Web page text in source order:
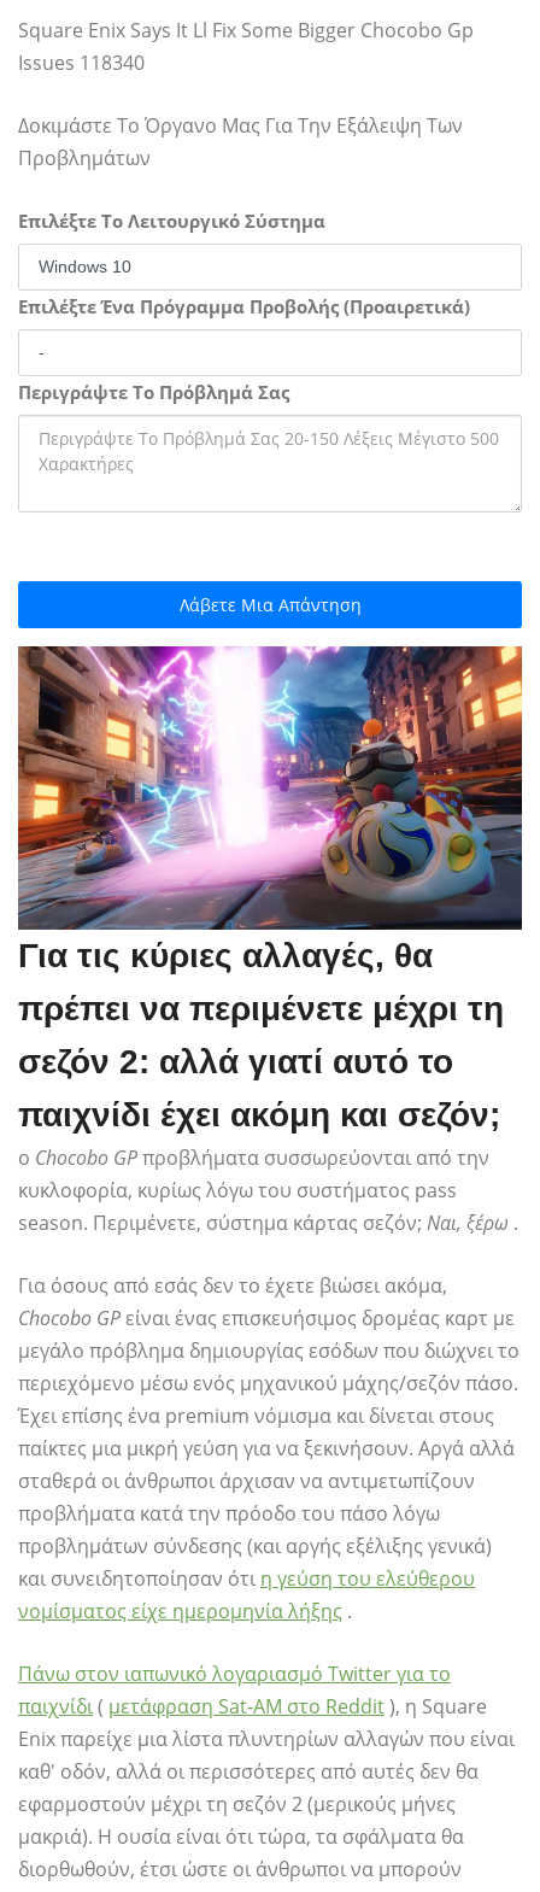
Square Enix Says It Ll Fix Some Bigger Chocobo Gp
Issues 118340
Δοκιμάστε Το Όργανο Μας Για Την Εξάλειψη Των
Προβλημάτων
Επιλέξτε Το Λειτουργικό Σύστημα
Επιλέξτε Ένα Πρόγραμμα Προβολής (Προαιρετικά)
Περιγράψτε Το Πρόβλημά Σας
Λάβετε Μια Απάντηση
Για τις κύριες αλλαγές, θα
πρέπει να περιμένετε μέχρι τη
σεζόν 2: αλλά γιατί αυτό το
παιχνίδι έχει ακόμη και σεζόν;
ο Chocobo GPπροβλήματα συσσωρεύονται από την
κυκλοφορία, κυρίως λόγω του συστήματος pass
season. Περιμένετε, σύστημα κάρτας σεζόν; Ναι, ξέρω .
Για όσους από εσάς δεν το έχετε βιώσει ακόμα,
Chocobo GPείναι ένας επισκευήσιμος δρομέας καρτ με
μεγάλο πρόβλημα δημιουργίας εσόδων που διώχνει το
περιεχόμενο μέσω ενός μηχανικού μάχης/σεζόν πάσο.
Έχει επίσης ένα premium νόμισμα και δίνεται στους
παίκτες μια μικρή γεύση για να ξεκινήσουν. Αργά αλλά
σταθερά οι άνθρωποι άρχισαν να αντιμετωπίζουν
προβλήματα κατά την πρόοδο του πάσο λόγω
προβλημάτων σύνδεσης (και αργής εξέλιξης γενικά)
και συνειδητοποίησαν ότι η γεύση του ελεύθερου
νομίσματος είχε ημερομηνία λήξης .
Πάνω στον ιαπωνικό λογαριασμό Twitter για το
παιχνίδι( μετάφραση Sat-AM στο Reddit), η Square
Enix παρείχε μια λίστα πλυντηρίων αλλαγών που είναι
καθ' οδόν, αλλά οι περισσότερες από αυτές δεν θα
εφαρμοστούν μέχρι τη σεζόν 2 (μερικούς μήνες
μακριά). Η ουσία είναι ότι τώρα, τα σφάλματα θα
διορθωθούν, έτσι ώστε οι άνθρωποι να μπορούν